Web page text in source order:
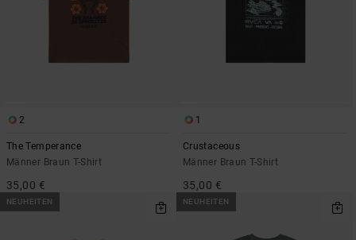
2
The Temperance
Männer Braun T-Shirt
35,00 €
1
Crustaceous
Männer Braun T-Shirt
35,00 €
NEUHEITEN NEUHEITEN